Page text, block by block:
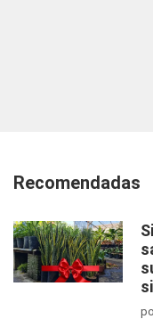
Recomendadas